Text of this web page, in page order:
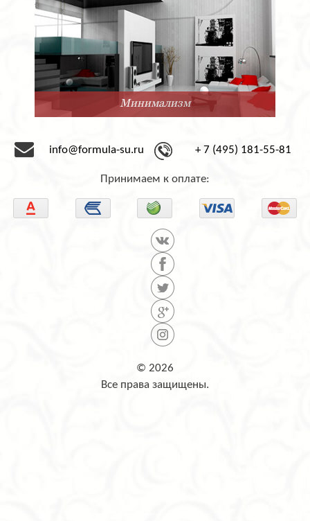
Минимализм
info@formula-su.ru + 7 (495) 181-55-81
Принимаем к оплате:
© 2026
Все права защищены.